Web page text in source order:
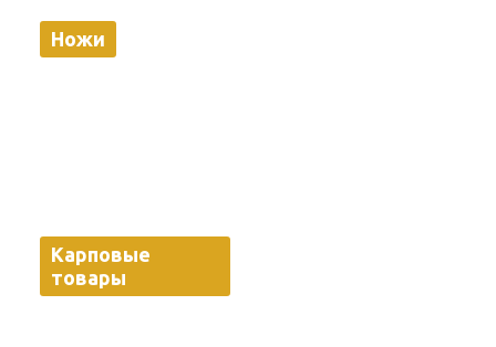
Ножи
Карповые
товары